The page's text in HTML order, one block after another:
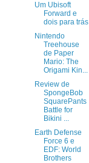
Um Ubisoft
Forward e
dois para trás
Nintendo
Treehouse
de Paper
Mario: The
Origami Kin...
Review de
SpongeBob
SquarePants
Battle for
Bikini ...
Earth Defense
Force 6 e
EDF: World
Brothers